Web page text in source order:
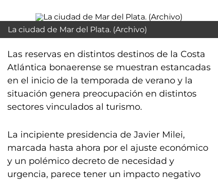
La ciudad de Mar del Plata. (Archivo)
Las reservas en distintos destinos de la Costa
Atlántica bonaerense se muestran estancadas
en el inicio de la temporada de verano y la
situación genera preocupación en distintos
sectores vinculados al turismo.
La incipiente presidencia de Javier Milei,
marcada hasta ahora por el ajuste económico
y un polémico decreto de necesidad y
urgencia, parece tener un impacto negativo